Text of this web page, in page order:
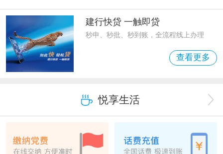
建行快贷 一触即贷
秒申、秒批、秒到账，全流程线上办理
查看更多
悦享生活